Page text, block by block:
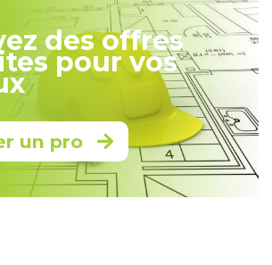
des offres
pour vos
un pro